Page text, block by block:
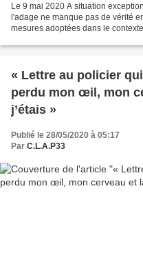
Le 9 mai 2020 A situation
l'adage ne manque pas de vérité
mesures adoptées dans le
« Lettre au policier
perdu mon œil, mon
j’étais »
Publié le 28/05/2020 à 05:17
Par C.L.A.P33